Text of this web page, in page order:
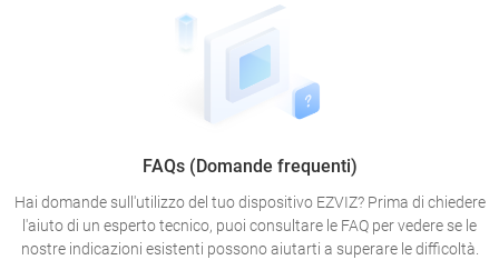
FAQs (Domande frequenti)
Hai domande sull'utilizzo del tuo dispositivo EZVIZ? Prima di chiedere
l'aiuto di un esperto tecnico, puoi consultare le FAQ per vedere se le
nostre indicazioni esistenti possono aiutarti a superare le difficoltà.